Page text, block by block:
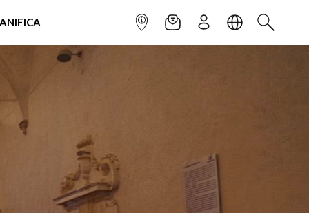
INFOPOINTNEWSLETTER
ISCRIVITILINGUACERCA